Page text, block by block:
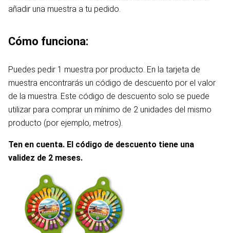
añadir una muestra a tu pedido.
Cómo funciona:
Puedes pedir 1 muestra por producto. En la tarjeta de
muestra encontrarás un código de descuento por el valor
de la muestra. Este código de descuento solo se puede
utilizar para comprar un mínimo de 2 unidades del mismo
producto (por ejemplo, metros).
Ten en cuenta. El código de descuento tiene una
validez de 2 meses.